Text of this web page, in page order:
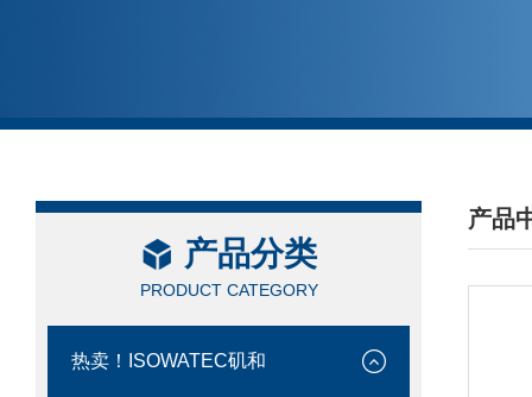
产品分类
PRODUCT CATEGORY
热卖！ISOWATEC矶和
产品
/